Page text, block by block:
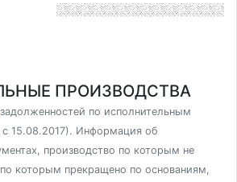
ПРОИЗВОДСТВА
по исполнительным
с 15.08.2017). Информация об
производство по которым не
которым прекращено по основаниям,